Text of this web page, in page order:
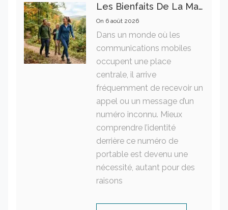
Les Bienfaits De La Marche Sur La Santé Physique Et Mentale
On 6 août 2026
Dans un monde où les
communications mobiles
occupent une place
centrale, il arrive
fréquemment de recevoir un
appel ou un message d’un
numéro inconnu. Mieux
comprendre l’identité
derrière ce numéro de
portable est devenu une
nécessité, autant pour des
raisons